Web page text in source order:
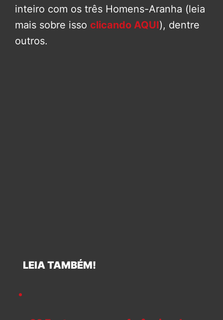
inteiro com os três Homens-Aranha (leia
mais sobre isso clicando AQUI), dentre
outros.
LEIA TAMBÉM!